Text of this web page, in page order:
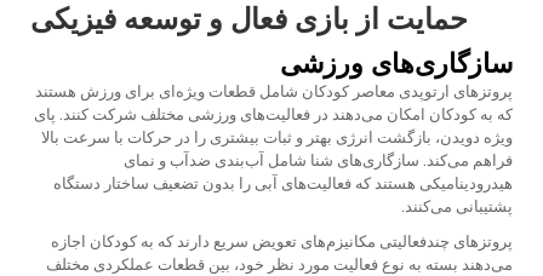
حمایت از بازی فعال و توسعه فیزیکی
سازگاری‌های ورزشی
پروتزهای ارتوپدی معاصر کودکان شامل قطعات ویژه‌ای برای ورزش هستند
که به کودکان امکان می‌دهند در فعالیت‌های ورزشی مختلف شرکت کنند. پای
ویژه دویدن، بازگشت انرژی بهتر و ثبات بیشتری را در حرکات با سرعت بالا
فراهم می‌کند. سازگاری‌های شنا شامل آب‌بندی ضدآب و نمای
هیدرودینامیکی هستند که فعالیت‌های آبی را بدون تضعیف ساختار دستگاه
پشتیبانی می‌کنند.
پروتزهای چندفعالیتی مکانیزم‌های تعویض سریع دارند که به کودکان اجازه
می‌دهند بسته به نوع فعالیت مورد نظر خود، بین قطعات عملکردی مختلف